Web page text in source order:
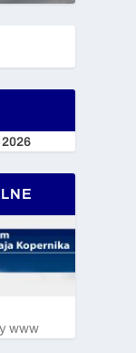
www